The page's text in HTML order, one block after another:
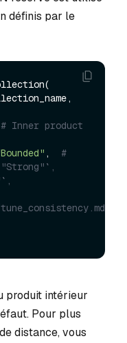
définis par le
# Inner product
, #
produit intérieur
Pour plus
distance, vous